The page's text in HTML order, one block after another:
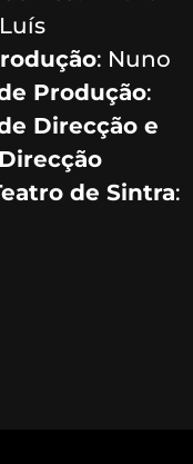
: Nuno
Produção:
Direcção e
Direcção
de Sintra: